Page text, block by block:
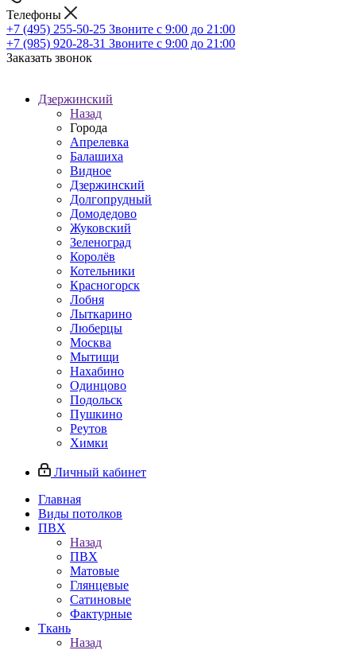
Телефоны
+7 (495) 255-50-25 Звоните с 9:00 до 21:00
+7 (985) 920-28-31 Звоните с 9:00 до 21:00
Заказать звонок
Дзержинский
Назад
Города
Апрелевка
Балашиха
Видное
Дзержинский
Долгопрудный
Домодедово
Жуковский
Зеленоград
Королёв
Котельники
Красногорск
Лобня
Лыткарино
Люберцы
Москва
Мытищи
Нахабино
Одинцово
Подольск
Пушкино
Реутов
Химки
Личный кабинет
Главная
Виды потолков
ПВХ
Назад
ПВХ
Матовые
Глянцевые
Сатиновые
Фактурные
Ткань
Назад